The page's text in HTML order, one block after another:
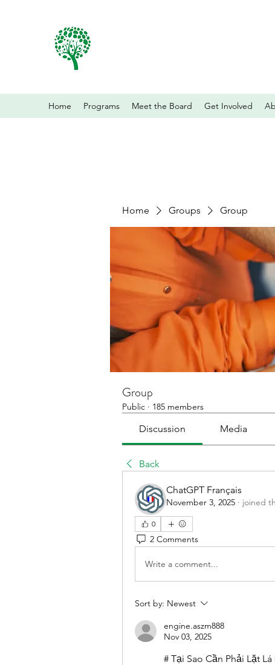
Home Programs Meet the Board Get Involved
Home Groups Group
Group
Public · 185 members
Discussion Media
Back
ChatGPT Français
November 3, 2025 · joined
0
2 Comments
Write a comment...
Sort by: Newest
engine.aszm888
Nov 03, 2025
# Tại Sao Cần Phải Lặt